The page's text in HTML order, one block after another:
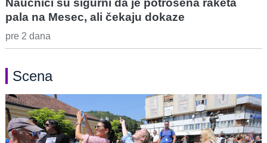
pala na Mesec, ali čekaju dokaze
pre 2 dana
Scena